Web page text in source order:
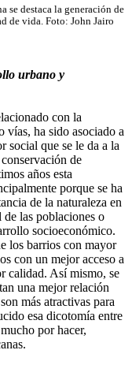
se destaca la generación de
de vida. Foto: John Jairo
urbano y
con la
vías, ha sido asociado a
social que se le da a la
de
años esta
porque se ha
de la naturaleza en
las poblaciones o
socioeconómico.
los barrios con mayor
con un mejor acceso a
calidad. Así mismo, se
una mejor relación
más atractivas para
esa dicotomía entre
por hacer,